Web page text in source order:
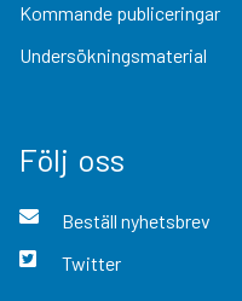
Kommande publiceringar
Undersökningsmaterial
Följ oss
Beställ nyhetsbrev
Twitter